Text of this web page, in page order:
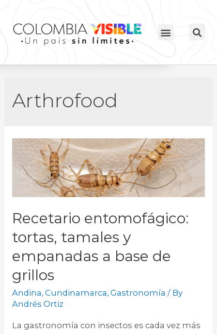
Arthrofood
Recetario entomofágico:
tortas, tamales y
empanadas a base de
grillos
Andina,Cundinamarca,Gastronomía / By
Andrés Ortiz
La gastronomía con insectos es cada vez más